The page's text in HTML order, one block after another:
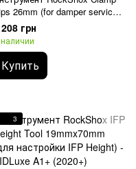
26mm (for damper service)
Deluxe A1-B2(2017-
ThruShaft C1+(2021+)
грн
Купить
3